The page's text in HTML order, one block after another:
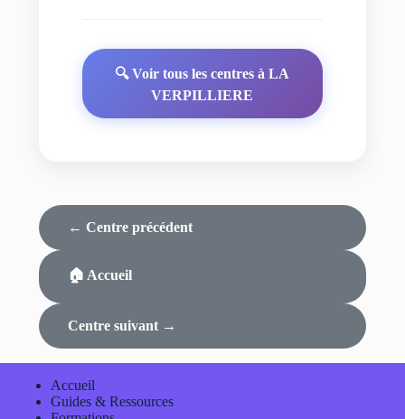
🔍 Voir tous les centres à LA
VERPILLIERE
← Centre précédent
🏠 Accueil
Centre suivant →
Accueil
Guides & Ressources